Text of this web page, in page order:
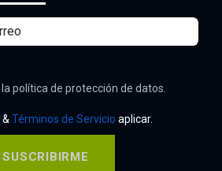
política de protección de datos.
& Términos de Servicio aplicar.
SUSCRIBIRME